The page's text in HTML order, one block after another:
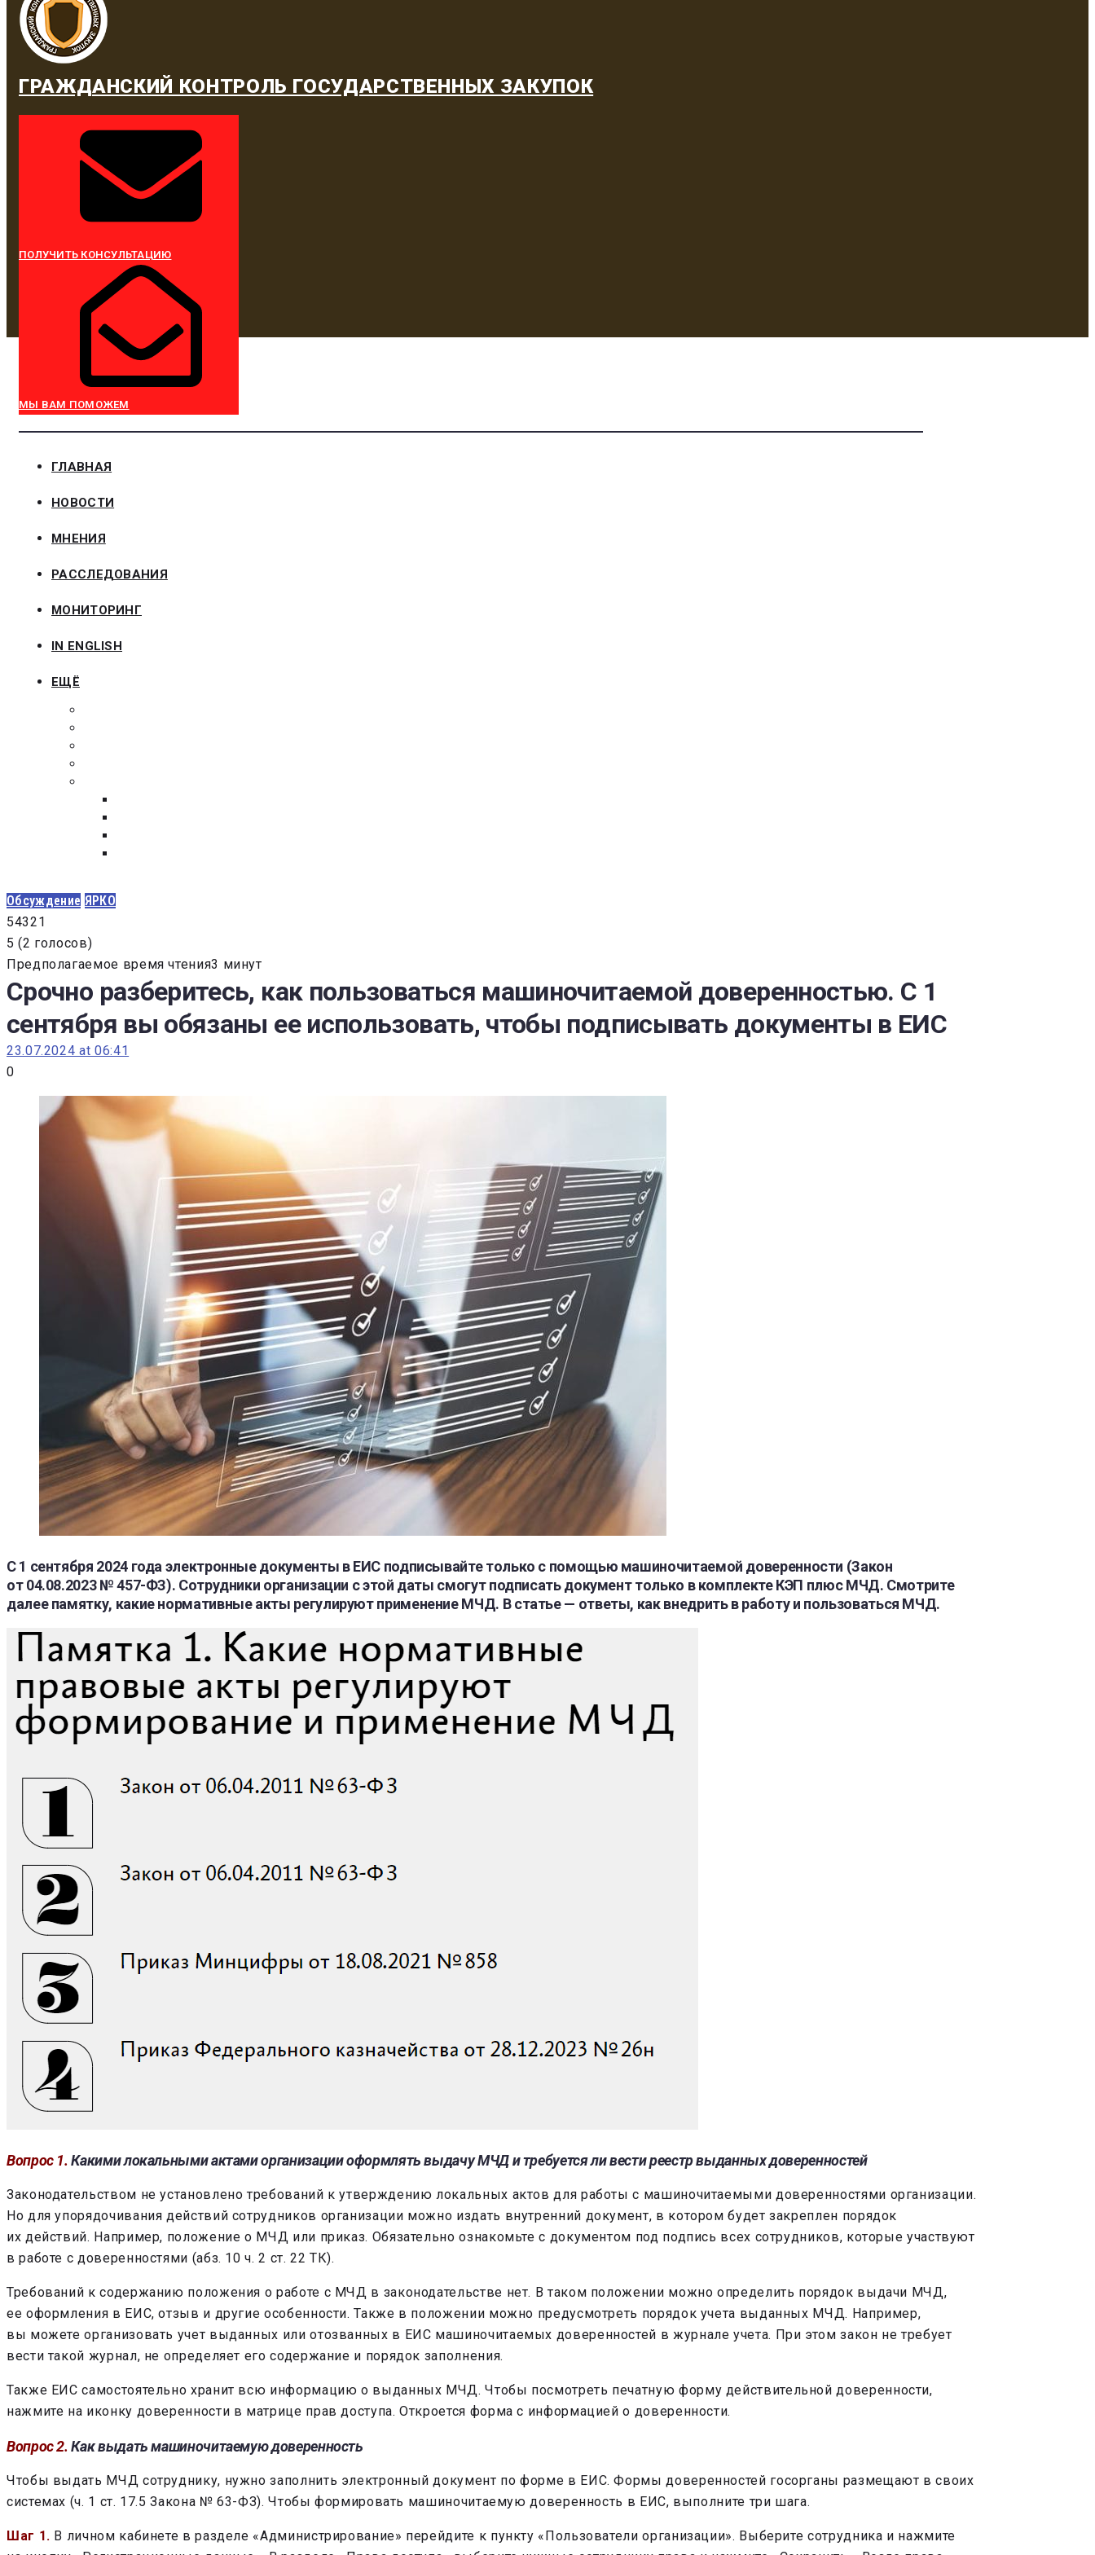
ГРАЖДАНСКИЙ КОНТРОЛЬ ГОСУДАРСТВЕННЫХ ЗАКУПОК
ПОЛУЧИТЬ КОНСУЛЬТАЦИЮ
МЫ ВАМ ПОМОЖЕМ
ГЛАВНАЯ
НОВОСТИ
МНЕНИЯ
РАССЛЕДОВАНИЯ
МОНИТОРИНГ
IN ENGLISH
ЕЩЁ
Обсуждение ЯРКО
54321
5 (2 голосов)
Предполагаемое время чтения3 минут
Срочно разберитесь, как пользоваться машиночитаемой доверенностью. С 1
сентября вы обязаны ее использовать, чтобы подписывать документы в ЕИС
23.07.2024 at 06:41
0
C 1 сентября 2024 года электронные документы в ЕИС подписывайте только с помощью машиночитаемой доверенности (Закон
от 04.08.2023 № 457-ФЗ). Сотрудники организации с этой даты смогут подписать документ только в комплекте КЭП плюс МЧД. Смотрите
далее памятку, какие нормативные акты регулируют применение МЧД. В статье — ответы, как внедрить в работу и пользоваться МЧД.
Вопрос 1. Какими локальными актами организации оформлять выдачу МЧД и требуется ли вести реестр выданных доверенностей
Законодательством не установлено требований к утверждению локальных актов для работы с машиночитаемыми доверенностями организации.
Но для упорядочивания действий сотрудников организации можно издать внутренний документ, в котором будет закреплен порядок
их действий. Например, положение о МЧД или приказ. Обязательно ознакомьте с документом под подпись всех сотрудников, которые участвуют
в работе с доверенностями (абз. 10 ч. 2 ст. 22 ТК).
Требований к содержанию положения о работе с МЧД в законодательстве нет. В таком положении можно определить порядок выдачи МЧД,
ее оформления в ЕИС, отзыв и другие особенности. Также в положении можно предусмотреть порядок учета выданных МЧД. Например,
вы можете организовать учет выданных или отозванных в ЕИС машиночитаемых доверенностей в журнале учета. При этом закон не требует
вести такой журнал, не определяет его содержание и порядок заполнения.
Также ЕИС самостоятельно хранит всю информацию о выданных МЧД. Чтобы посмотреть печатную форму действительной доверенности,
нажмите на иконку доверенности в матрице прав доступа. Откроется форма с информацией о доверенности.
Вопрос 2. Как выдать машиночитаемую доверенность
Чтобы выдать МЧД сотруднику, нужно заполнить электронный документ по форме в ЕИС. Формы доверенностей госорганы размещают в своих
системах (ч. 1 ст. 17.5 Закона № 63-ФЗ). Чтобы формировать машиночитаемую доверенность в ЕИС, выполните три шага.
Шаг 1. В личном кабинете в разделе «Администрирование» перейдите к пункту «Пользователи организации». Выберите сотрудника и нажмите